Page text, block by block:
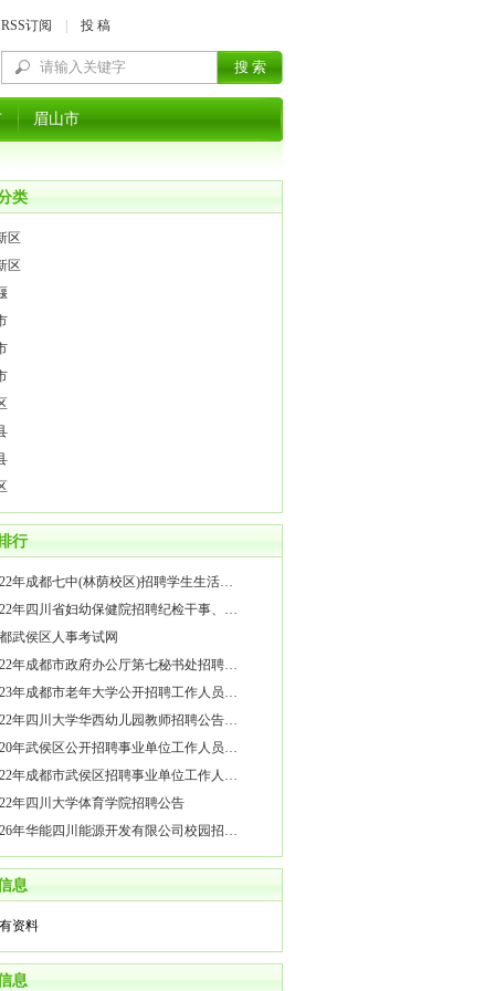
RSS订阅 投 稿
眉山市
类
区
区
行
年成都七中(林荫校区)招聘学生生活…
年四川省妇幼保健院招聘纪检干事、…
武侯区人事考试网
年成都市政府办公厅第七秘书处招聘…
年成都市老年大学公开招聘工作人员…
年四川大学华西幼儿园教师招聘公告…
年武侯区公开招聘事业单位工作人员…
年成都市武侯区招聘事业单位工作人…
年四川大学体育学院招聘公告
年华能四川能源开发有限公司校园招…
息
资料
息